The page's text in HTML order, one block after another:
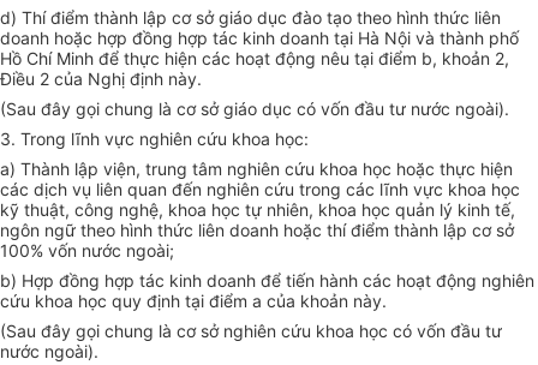
d) Thí điểm thành lập cơ sở giáo dục đào tạo theo hình thức liên
doanh hoặc hợp đồng hợp tác kinh doanh tại Hà Nội và thành phố
Hồ Chí Minh để thực hiện các hoạt động nêu tại điểm b, khoản 2,
Điều 2 của Nghị định này.
(Sau đây gọi chung là cơ sở giáo dục có vốn đầu tư nước ngoài).
3. Trong lĩnh vực nghiên cứu khoa học:
a) Thành lập viện, trung tâm nghiên cứu khoa học hoặc thực hiện
các dịch vụ liên quan đến nghiên cứu trong các lĩnh vực khoa học
kỹ thuật, công nghệ, khoa học tự nhiên, khoa học quản lý kinh tế,
ngôn ngữ theo hình thức liên doanh hoặc thí điểm thành lập cơ sở
100% vốn nước ngoài;
b) Hợp đồng hợp tác kinh doanh để tiến hành các hoạt động nghiên
cứu khoa học quy định tại điểm a của khoản này.
(Sau đây gọi chung là cơ sở nghiên cứu khoa học có vốn đầu tư
nước ngoài).